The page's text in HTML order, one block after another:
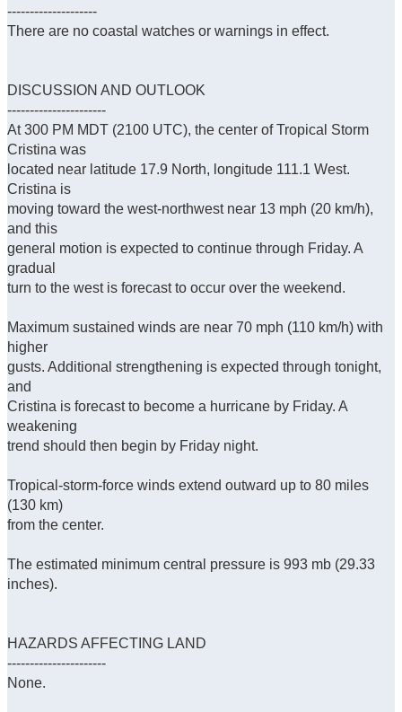
--------------------
There are no coastal watches or warnings in effect.
DISCUSSION AND OUTLOOK
----------------------
At 300 PM MDT (2100 UTC), the center of Tropical Storm
Cristina was
located near latitude 17.9 North, longitude 111.1 West.
Cristina is
moving toward the west-northwest near 13 mph (20 km/h),
and this
general motion is expected to continue through Friday. A
gradual
turn to the west is forecast to occur over the weekend.
Maximum sustained winds are near 70 mph (110 km/h) with
higher
gusts. Additional strengthening is expected through tonight,
and
Cristina is forecast to become a hurricane by Friday. A
weakening
trend should then begin by Friday night.
Tropical-storm-force winds extend outward up to 80 miles
(130 km)
from the center.
The estimated minimum central pressure is 993 mb (29.33
inches).
HAZARDS AFFECTING LAND
----------------------
None.